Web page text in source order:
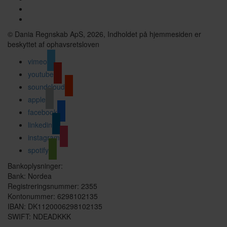
© Dania Regnskab ApS, 2026, Indholdet på hjemmesiden er
beskyttet af ophavsretsloven
vimeo
youtube
soundcloud
apple
facebook
linkedin
instagram
spotify
Bankoplysninger:
Bank: Nordea
Registreringsnummer: 2355
Kontonummer: 6298102135
IBAN: DK1120006298102135
SWIFT: NDEADKKK